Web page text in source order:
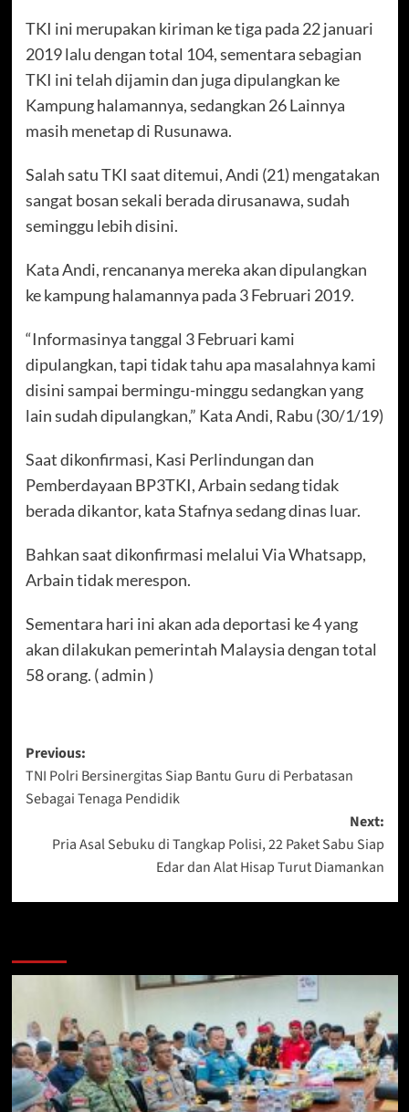
TKI ini merupakan kiriman ke tiga pada 22 januari
2019 lalu dengan total 104, sementara sebagian
TKI ini telah dijamin dan juga dipulangkan ke
Kampung halamannya, sedangkan 26 Lainnya
masih menetap di Rusunawa.
Salah satu TKI saat ditemui, Andi (21) mengatakan
sangat bosan sekali berada dirusanawa, sudah
seminggu lebih disini.
Kata Andi, rencananya mereka akan dipulangkan
ke kampung halamannya pada 3 Februari 2019.
“Informasinya tanggal 3 Februari kami
dipulangkan, tapi tidak tahu apa masalahnya kami
disini sampai bermingu-minggu sedangkan yang
lain sudah dipulangkan,” Kata Andi, Rabu (30/1/19)
Saat dikonfirmasi, Kasi Perlindungan dan
Pemberdayaan BP3TKI, Arbain sedang tidak
berada dikantor, kata Stafnya sedang dinas luar.
Bahkan saat dikonfirmasi melalui Via Whatsapp,
Arbain tidak merespon.
Sementara hari ini akan ada deportasi ke 4 yang
akan dilakukan pemerintah Malaysia dengan total
58 orang. ( admin )
Post
navigation
Previous:
TNI Polri Bersinergitas Siap Bantu Guru di Perbatasan
Sebagai Tenaga Pendidik
Next:
Pria Asal Sebuku di Tangkap Polisi, 22 Paket Sabu Siap
Edar dan Alat Hisap Turut Diamankan